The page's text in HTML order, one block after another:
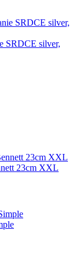
SRDCE silver,
23cm XXL